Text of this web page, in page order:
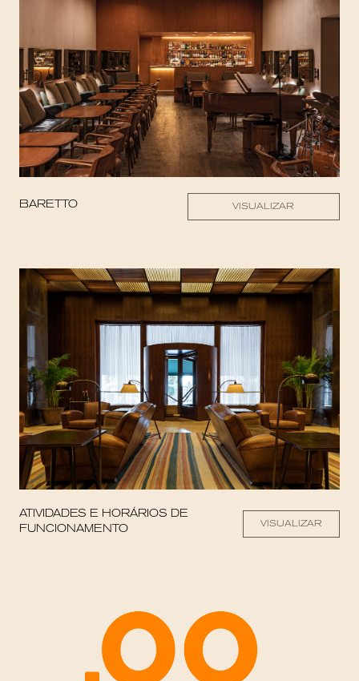
BARETTO VISUALIZAR
ATIVIDADES E HORÁRIOS DE
FUNCIONAMENTO
VISUALIZAR